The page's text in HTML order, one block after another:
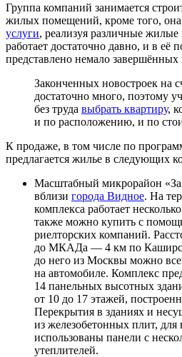
Группа компаний занимается
жилых помещений, кроме того, она
услуги, реализуя различные
работает достаточно давно, и в её
представлено немало
Законченных новостроек на
достаточно много, поэтому
без труда выбрать квартиру,
и по расположению, и по
К продаже, в том числе по
предлагается жилье в следующих
Масштабный микрорайон
вблизи города Видное. На
комплекса работает
также можно купить с
риелторских компаний.
до МКАДа — 4 км по
до него из Москвы можно
на автомобиле. Комплекс
14 панельных высотных
от 10 до 17 этажей,
Перекрытия в зданиях и
из железобетонных плит,
использованы панели с
утеплителей.